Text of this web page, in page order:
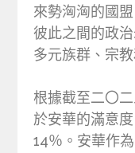
來勢洶洶的國
彼此之間的政
多元族群、宗
根據截至二〇
於安華的滿意
14％。安華作